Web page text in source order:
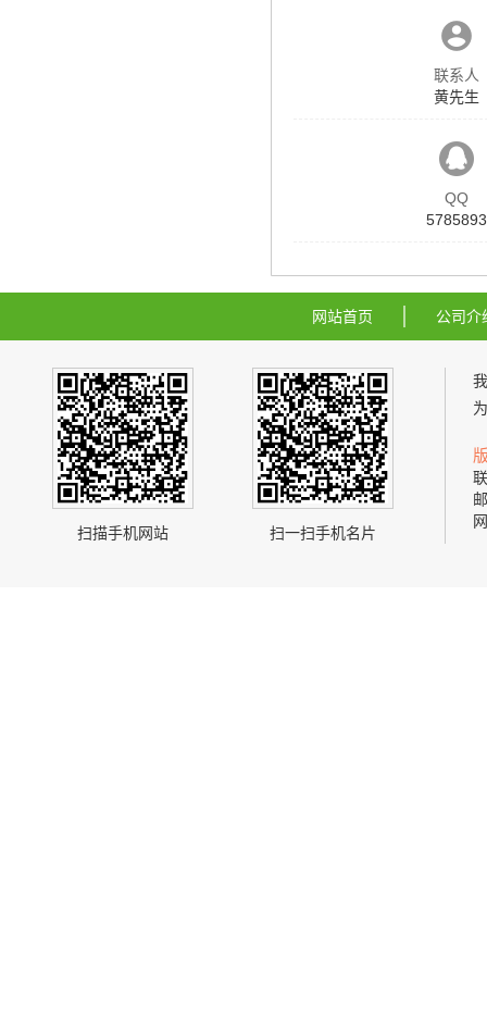
联系人
黄先生
QQ
5785893
网站首页 公司介
扫描手机网站 扫一扫手机名片